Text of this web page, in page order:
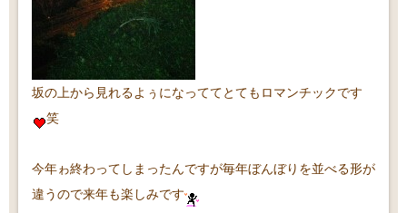
坂の上から見れるよぅになっててとてもロマンチックです
笑
今年ゎ終わってしまったんですが毎年ぼんぼりを並べる形が
違うので来年も楽しみです